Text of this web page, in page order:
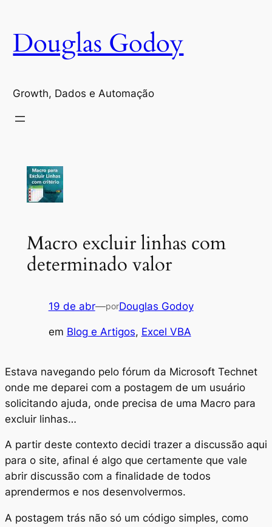
conteúdo
Douglas Godoy
Growth, Dados e Automação
Macro excluir linhas com
determinado valor
19 de abr—porDouglas Godoy
em Blog e Artigos, Excel VBA
Estava navegando pelo fórum da Microsoft Technet
onde me deparei com a postagem de um usuário
solicitando ajuda, onde precisa de uma Macro para
excluir linhas…
A partir deste contexto decidi trazer a discussão aqui
para o site, afinal é algo que certamente que vale
abrir discussão com a finalidade de todos
aprendermos e nos desenvolvermos.
A postagem trás não só um código simples, como